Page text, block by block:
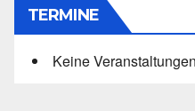
TERMINE
Keine Veranstaltungen